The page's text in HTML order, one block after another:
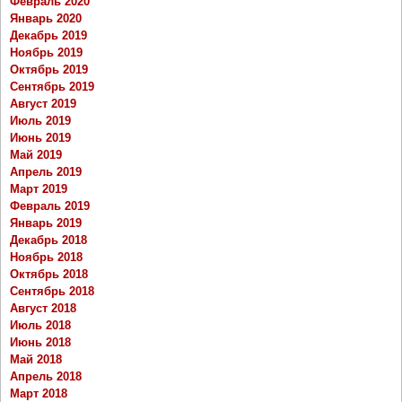
Январь 2020
Декабрь 2019
Ноябрь 2019
Октябрь 2019
Сентябрь 2019
Август 2019
Июль 2019
Июнь 2019
Май 2019
Апрель 2019
Март 2019
Февраль 2019
Январь 2019
Декабрь 2018
Ноябрь 2018
Октябрь 2018
Сентябрь 2018
Август 2018
Июль 2018
Июнь 2018
Май 2018
Апрель 2018
Март 2018